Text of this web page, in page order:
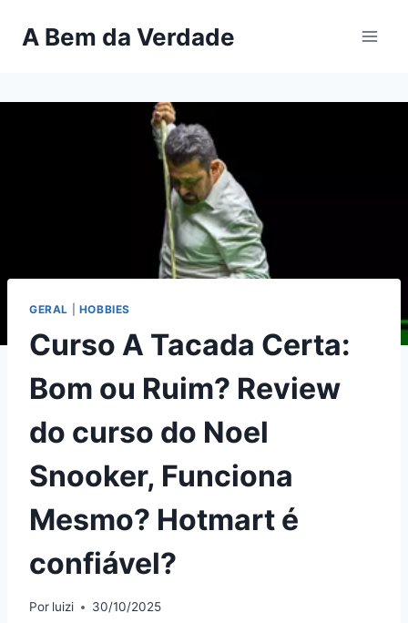
paraA Bem da Verdade
GERAL HOBBIES
Curso A Tacada Certa:
Bom ou Ruim? Review
do curso do Noel
Snooker, Funciona
Mesmo? Hotmart é
confiável?
Por luizi 30/10/2025